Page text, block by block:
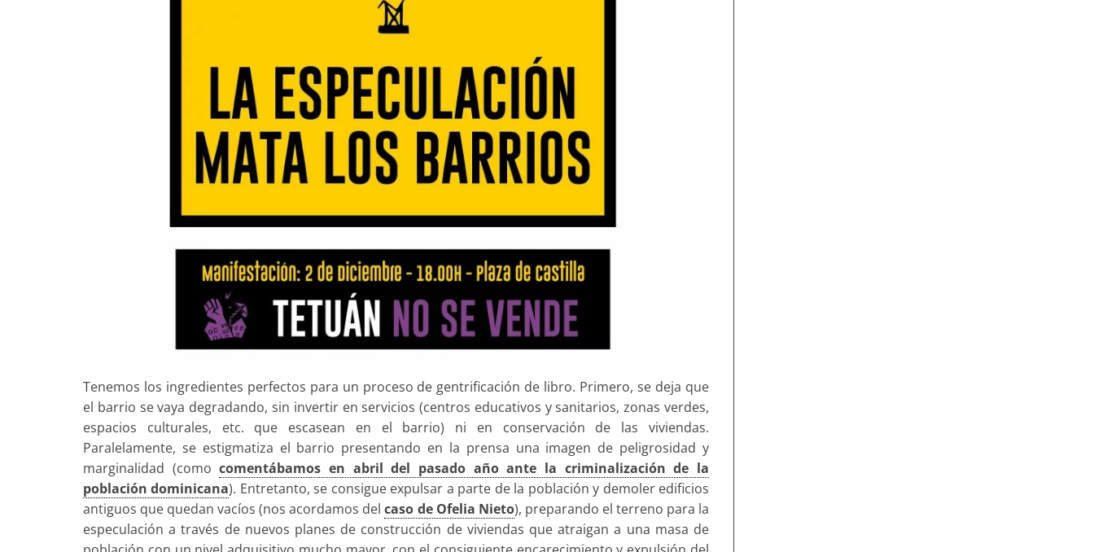
Tenemos los ingredientes perfectos para un proceso de gentrificación de libro. Primero, se deja que
el barrio se vaya degradando, sin invertir en servicios (centros educativos y sanitarios, zonas verdes,
espacios culturales, etc. que escasean en el barrio) ni en conservación de las viviendas.
Paralelamente, se estigmatiza el barrio presentando en la prensa una imagen de peligrosidad y
marginalidad (comocomentábamos en abril del pasado año ante la criminalización de la
población dominicana). Entretanto, se consigue expulsar a parte de la población y demoler edificios
antiguos que quedan vacíos (nos acordamos delcaso de Ofelia Nieto), preparando el terreno para la
especulación a través de nuevos planes de construcción de viviendas que atraigan a una masa de